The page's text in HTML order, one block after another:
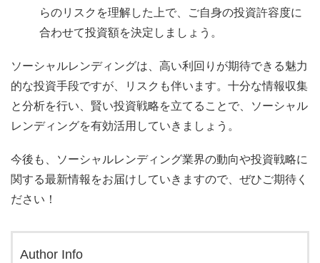
らのリスクを理解した上で、ご自身の投資許容度に
合わせて投資額を決定しましょう。
ソーシャルレンディングは、高い利回りが期待できる魅力
的な投資手段ですが、リスクも伴います。十分な情報収集
と分析を行い、賢い投資戦略を立てることで、ソーシャル
レンディングを有効活用していきましょう。
今後も、ソーシャルレンディング業界の動向や投資戦略に
関する最新情報をお届けしていきますので、ぜひご期待く
ださい！
Author Info